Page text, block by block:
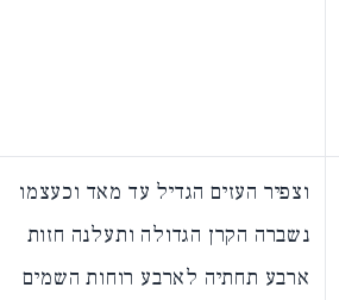
וצפיר העזים הגדיל עד מאד וכעצמו
נשברה הקרן הגדולה ותעלנה חזות
ארבע תחתיה לארבע רוחות השמים